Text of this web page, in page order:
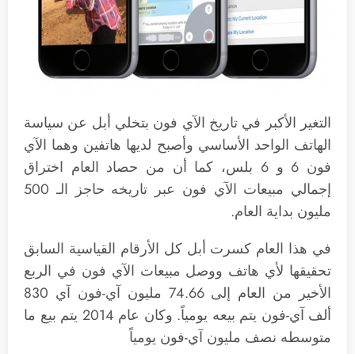
التغير الأكبر في تاريخ الآي فون بتخلي أبل عن سياسة
الهاتف الواحد الأساسي وأصبح لديها هاتفين وهما الآي
فون 6 و 6 بلس، كما أن من حصاد العام اختراق
إجمالي مبيعات الآي فون عبر تاريخه حاجز الـ 500
مليون بداية العام.
في هذا العام كسرت أبل كل الأرقام القياسية السابق
تحقيقها لأي هاتف ووصل مبيعات الآي فون في الربع
الأخير من العام إلى 74.66 مليون آي-فون آي 830
ألف آي-فون يتم بيعه يومياً. وكان عام 2014 يتم بيع ما
متوسطه نصف مليون آي-فون يومياً